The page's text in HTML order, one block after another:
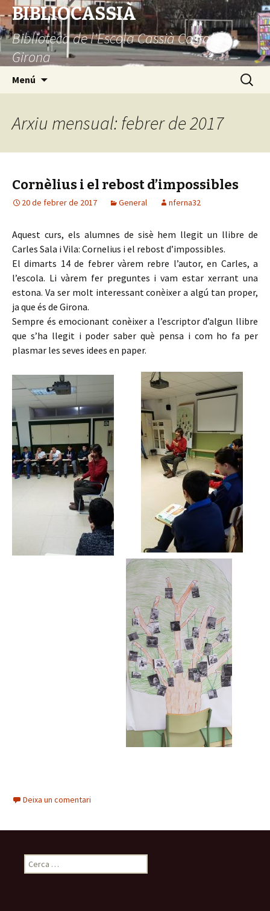
BIBLIOCASSIÀ
Biblioteca de l'Escola Cassià Costal de
Girona
Menú Cerca:
Arxiu mensual: febrer de 2017
Cornèlius i el rebost d’impossibles
20 de febrer de 2017 General nferna32
Aquest curs, els alumnes de sisè hem llegit un llibre de
Carles Sala i Vila: Cornelius i el rebost d’impossibles.
El dimarts 14 de febrer vàrem rebre l’autor, en Carles, a
l’escola. Li vàrem fer preguntes i vam estar xerrant una
estona. Va ser molt interessant conèixer a algú tan proper,
ja que és de Girona.
Sempre és emocionant conèixer a l’escriptor d’algun llibre
que s’ha llegit i poder saber què pensa i com ho fa per
plasmar les seves idees en paper.
Deixa un comentari
e